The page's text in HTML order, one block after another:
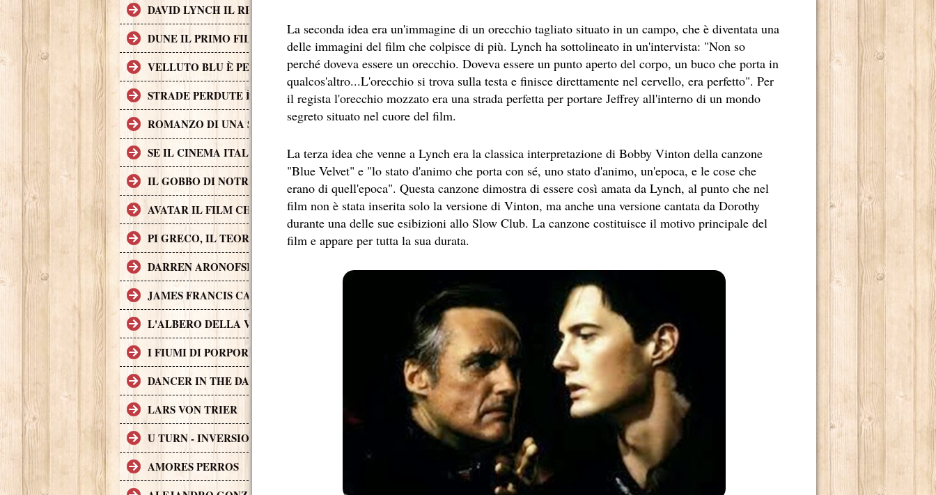
DAVID LYNCH IL REGISTA CHE MEDITA UN MONDO MIGLIORE.
DUNE IL PRIMO FILM DI FANTASCIENZA DI DAVID LYNCH
VELLUTO BLU È PER MOLTI ASPETTI UN THRILLER CLASSICO
STRADE PERDUTE È UNA CRIME STORY, CONSIDERABILE UN ESEMPIO DI FILM NOIR MODERNO
ROMANZO DI UNA STRAGE, UN FILM PARZIALE, TROPPO PARZIALE.
SE IL CINEMA ITALIANO DEGLI ULTIMI DECENNI È RIUSCITO A TENERE ALTO IL PROPRIO NOME, È ANCHE MERITO DI MARCO TULLIO GIORDANA.
IL GOBBO DI NOTRE DAME (ANIMAZIONE)
AVATAR IL FILM CHE HA INCASSATO DI PIÙ NELLA STORIA DEL CINEMA
PI GRECO, IL TEOREMA DEL DELIRIO
DARREN ARONOFSKY
JAMES FRANCIS CAMERON
L'ALBERO DELLA VITA
I FIUMI DI PORPORA
DANCER IN THE DARK
LARS VON TRIER
U TURN - INVERSIONE DI MARCIA
AMORES PERROS
La seconda idea era un'immagine di un orecchio tagliato situato in un campo, che è diventata una
delle immagini del film che colpisce di più. Lynch ha sottolineato in un'intervista: "Non so
perché doveva essere un orecchio. Doveva essere un punto aperto del corpo, un buco che porta in
qualcos'altro...L'orecchio si trova sulla testa e finisce direttamente nel cervello, era perfetto". Per
il regista l'orecchio mozzato era una strada perfetta per portare Jeffrey all'interno di un mondo
segreto situato nel cuore del film.
La terza idea che venne a Lynch era la classica interpretazione di Bobby Vinton della canzone
"Blue Velvet" e "lo stato d'animo che porta con sé, uno stato d'animo, un'epoca, e le cose che
erano di quell'epoca". Questa canzone dimostra di essere così amata da Lynch, al punto che nel
film non è stata inserita solo la versione di Vinton, ma anche una versione cantata da Dorothy
durante una delle sue esibizioni allo Slow Club. La canzone costituisce il motivo principale del
film e appare per tutta la sua durata.